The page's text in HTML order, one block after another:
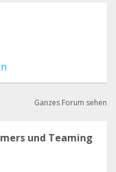
Ganzes Forum sehen
und Teaming